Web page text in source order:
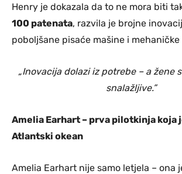
Henry je dokazala da to ne mora biti
100 patenata, razvila je brojne
poboljšane pisaće mašine i mehaničke
„Inovacija dolazi iz potrebe – a žene
snalažljive.”
Amelia Earhart – prva pilotkinja koja
Atlantski okean
Amelia Earhart nije samo letjela – ona